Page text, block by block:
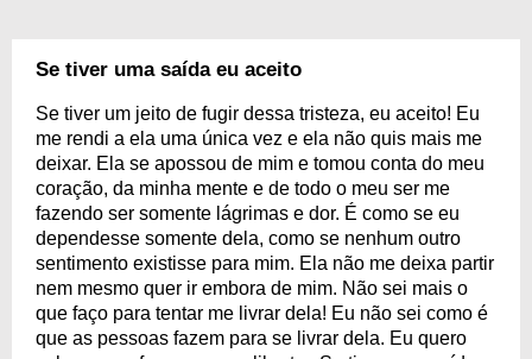
Se tiver uma saída eu aceito
Se tiver um jeito de fugir dessa tristeza, eu aceito! Eu
me rendi a ela uma única vez e ela não quis mais me
deixar. Ela se apossou de mim e tomou conta do meu
coração, da minha mente e de todo o meu ser me
fazendo ser somente lágrimas e dor. É como se eu
dependesse somente dela, como se nenhum outro
sentimento existisse para mim. Ela não me deixa partir
nem mesmo quer ir embora de mim. Não sei mais o
que faço para tentar me livrar dela! Eu não sei como é
que as pessoas fazem para se livrar dela. Eu quero